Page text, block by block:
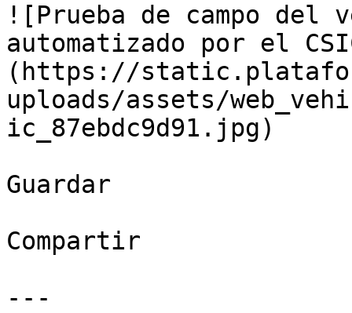
![Prueba de campo
automatizado por el
(https://
uploads/assets/
ic_87ebdc9d91.jpg)
Guardar
Compartir
---